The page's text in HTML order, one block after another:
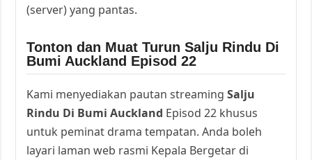
(server) yang pantas.
Tonton dan Muat Turun Salju Rindu Di
Bumi Auckland Episod 22
Kami menyediakan pautan streamingSalju
Rindu Di Bumi Auckland Episod 22 khusus
untuk peminat drama tempatan. Anda boleh
layari laman web rasmi Kepala Bergetar di